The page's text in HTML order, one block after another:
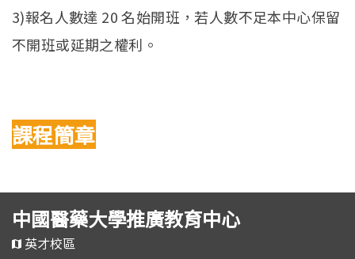
3)報名人數達 20 名始開班，若人數不足本中心保留
不開班或延期之權利。
課程簡章
中國醫藥大學推廣教育中心
英才校區